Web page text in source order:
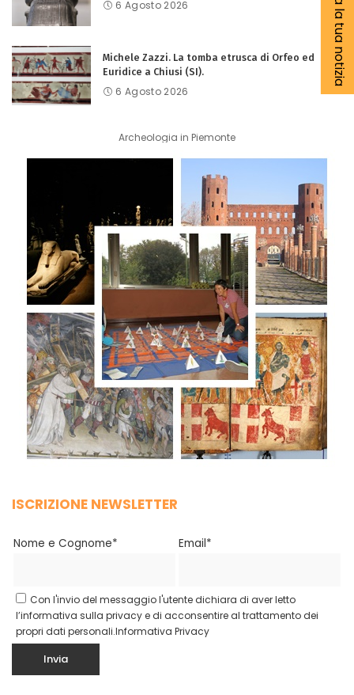
6 Agosto 2026
Michele Zazzi. La tomba etrusca di Orfeo ed
Euridice a Chiusi (SI).
6 Agosto 2026
Archeologia in Piemonte
ISCRIZIONE NEWSLETTER
Nome e Cognome* Email*
Con l'invio del messaggio l'utente dichiara di aver letto
l’informativa sulla privacy e di acconsentire al trattamento dei
propri dati personali.Informativa Privacy